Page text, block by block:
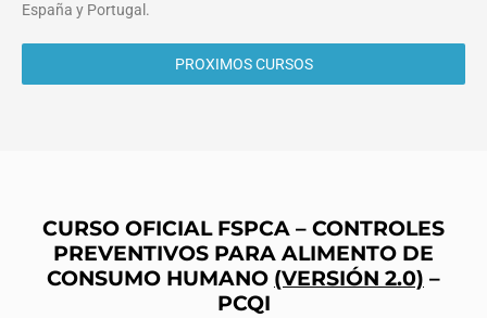
España y Portugal.
PROXIMOS CURSOS
CURSO OFICIAL FSPCA – CONTROLES
PREVENTIVOS PARA ALIMENTO DE
CONSUMO HUMANO (VERSIÓN 2.0) –
PCQI